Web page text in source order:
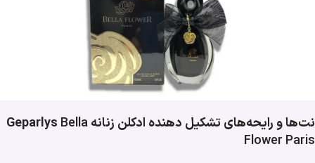
نت‌ها و رایحه‌های تشکیل دهنده ادکلن زنانه GeparlysBella
Flower Paris